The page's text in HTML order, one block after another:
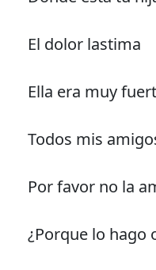
El dolor lastima
Ella era muy
Todos mis
Por favor no la
¿Porque lo hago